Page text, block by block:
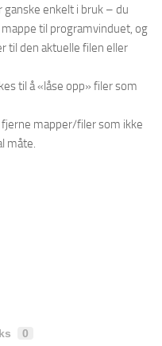
ganske enkelt i bruk – du
til programvinduet, og
til den aktuelle filen eller
til å «låse opp» filer som
fjerne mapper/filer som ikke
måte.
0